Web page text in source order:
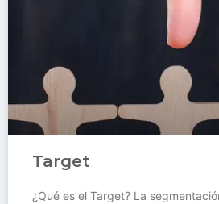
Target
¿Qué es el Target? La